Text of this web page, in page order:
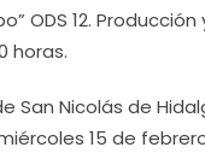
ODS 12.
horas.
San Nicolás de
15 de